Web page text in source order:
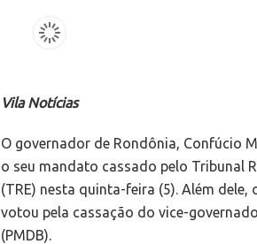
Vila Notícias
O governador de Rondônia, Confúcio
o seu mandato cassado pelo Tribunal
(TRE) nesta quinta-feira (5). Além dele,
votou pela cassação do vice-
(PMDB).